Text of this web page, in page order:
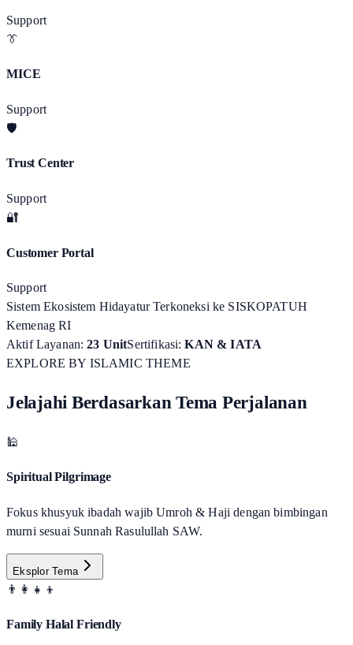
Support
👔
MICE
Support
🛡️
Trust Center
Support
🔐
Customer Portal
Support
Sistem Ekosistem Hidayatur Terkoneksi ke SISKOPATUH
Kemenag RI
Aktif Layanan:23 UnitSertifikasi:KAN & IATA
EXPLORE BY ISLAMIC THEME
Jelajahi Berdasarkan Tema Perjalanan
🕌
Spiritual Pilgrimage
Fokus khusyuk ibadah wajib Umroh & Haji dengan bimbingan
murni sesuai Sunnah Rasulullah SAW.
Eksplor Tema
👨‍👩‍👧‍👦
Family Halal Friendly